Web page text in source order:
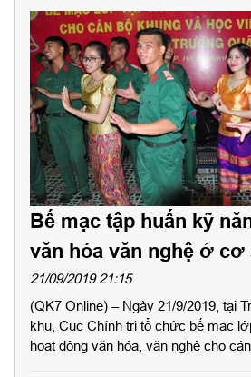
Bế mạc tập huấn kỹ
văn hóa văn nghệ ở
21/09/2019 21:15
(QK7 Online) – Ngày 21/9/2019, tại
khu, Cục Chính trị tổ chức bế mạc
hoạt động văn hóa, văn nghệ cho